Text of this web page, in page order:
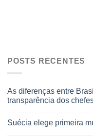
POSTS RECENTES
As diferenças entre
transparência dos
Suécia elege primeira